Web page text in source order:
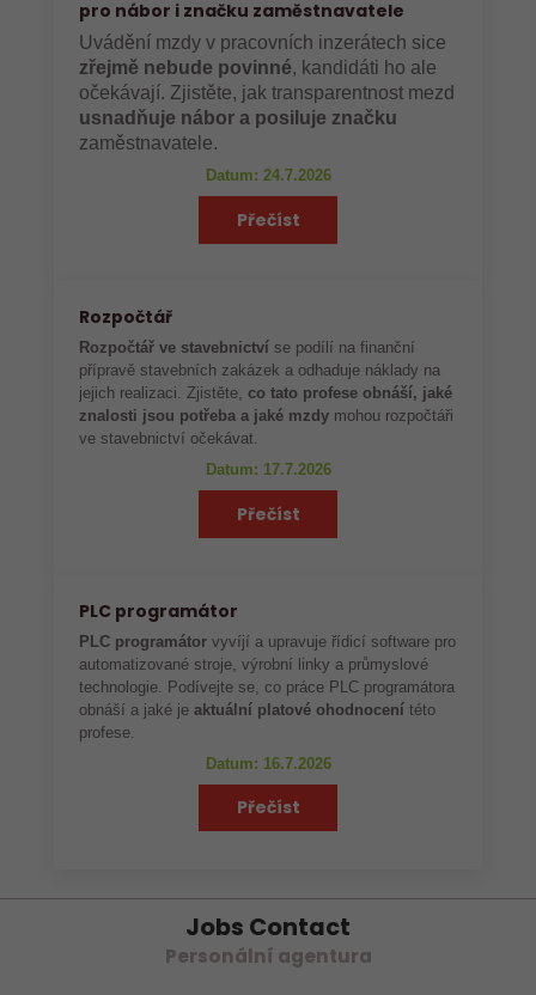
pro nábor i značku zaměstnavatele
Uvádění mzdy v pracovních inzerátech sice
zřejmě nebude povinné, kandidáti ho ale
očekávají. Zjistěte, jak transparentnost mezd
usnadňuje nábor a posiluje značku
zaměstnavatele.
Datum: 24.7.2026
Přečíst
Rozpočtář
Rozpočtář ve stavebnictví se podílí na finanční
přípravě stavebních zakázek a odhaduje náklady na
jejich realizaci. Zjistěte,co tato profese obnáší, jaké
znalosti jsou potřeba a jaké mzdy mohou rozpočtáři
ve stavebnictví očekávat.
Datum: 17.7.2026
Přečíst
PLC programátor
PLC programátor vyvíjí a upravuje řídicí software pro
automatizované stroje, výrobní linky a průmyslové
technologie. Podívejte se, co práce PLC programátora
obnáší a jaké je aktuální platové ohodnocení této
profese.
Datum: 16.7.2026
Přečíst
Jobs Contact
Personální agentura